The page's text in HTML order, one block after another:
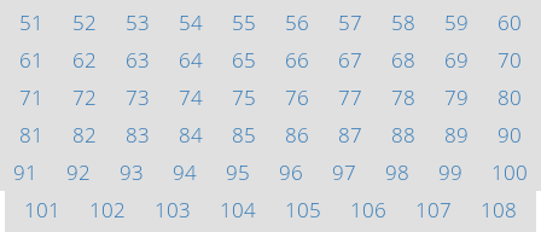
51
52 53 54 55 56 57 58 59
60
61
62 63 64 65 66 67 68 69
70
71
72 73 74 75 76 77 78 79
80
81
82 83 84 85 86 87 88 89
90
91
92 93 94 95 96 97 98 99
100
101
102 103 104 105 106 107
108